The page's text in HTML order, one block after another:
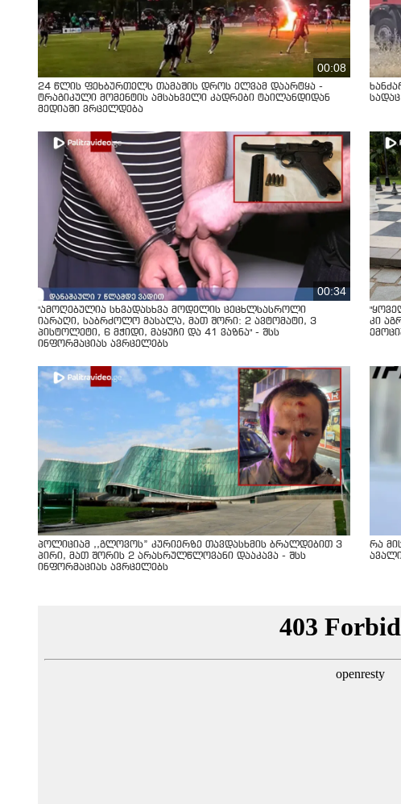
00:08
24 წლის ფეხბურთელს თამაშის დროს ელვამ დაარტყა -
ტრაგიკული მომენტის ამსახველი კადრები ტაილანდიდან
მედიაში ვრცელდება
00:34
"ამოღებულია სხვადასხვა მოდელის ცეცხლსასროლი
იარაღი, საბრძოლო მასალა, მათ შორი: 2 ავტომატი, 3
პისტოლეტი, 6 მჭიდი, მაყუჩი და 41 ვაზნა" - შსს
ინფორმაციას ავრცელებს
კი
პოლიციამ ,,გლოვოს” კურიერზე თავდასხმის ბრალდებით 3
პირი, მათ შორის 2 არასრულწლოვანი დააკავა - შსს
ინფორმაციას ავრცელებს
რა